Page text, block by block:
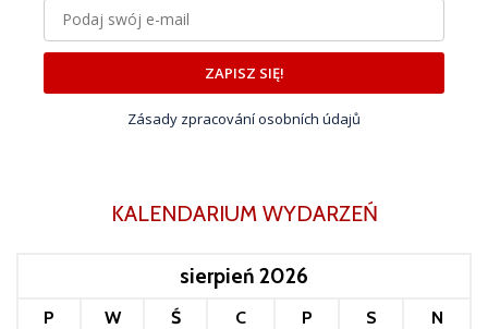
ZAPISZ SIĘ!
Zásady zpracování osobních údajů
KALENDARIUM WYDARZEŃ
sierpień 2026
P W Ś C P S
N